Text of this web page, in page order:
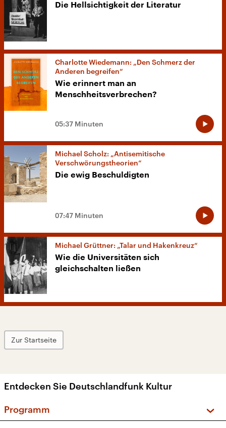
Die Hellsichtigkeit der Literatur
Charlotte Wiedemann: „Den Schmerz der
Anderen begreifen“
Wie erinnert man an
Menschheitsverbrechen?
05:37 Minuten
Michael Scholz: „Antisemitische
Verschwörungstheorien“
Die ewig Beschuldigten
07:47 Minuten
Michael Grüttner: „Talar und Hakenkreuz“
Wie die Universitäten sich
gleichschalten ließen
Zur Startseite
Entdecken Sie Deutschlandfunk Kultur
Programm